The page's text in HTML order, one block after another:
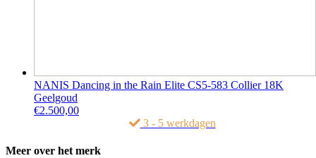
NANIS Dancing in the Rain Elite CS5-583 Collier 18K
Geelgoud
€2.500,00
3 - 5 werkdagen
Meer over het merk